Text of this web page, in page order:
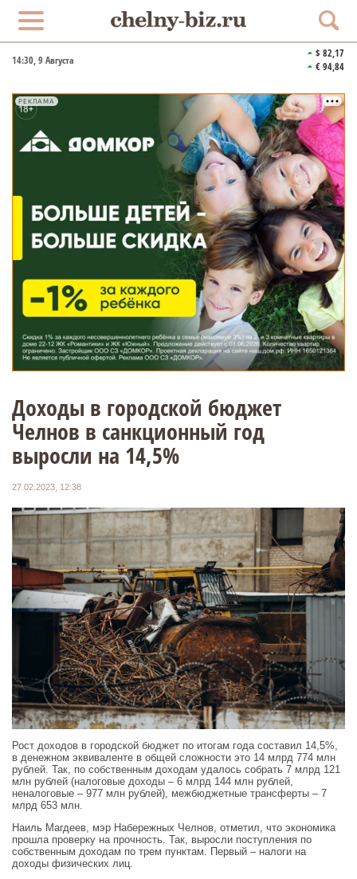
14:30, 9 Августа
$ 82,17
€ 94,84
РЕКЛАМА
Доходы в городской бюджет
Челнов в санкционный год
выросли на 14,5%
27.02.2023, 12:38
Рост доходов в городской бюджет по итогам года составил 14,5%,
в денежном эквиваленте в общей сложности это 14 млрд 774 млн
рублей. Так, по собственным доходам удалось собрать 7 млрд 121
млн рублей (налоговые доходы – 6 млрд 144 млн рублей,
неналоговые – 977 млн рублей), межбюджетные трансферты – 7
млрд 653 млн.
Наиль Магдеев, мэр Набережных Челнов, отметил, что экономика
прошла проверку на прочность. Так, выросли поступления по
собственным доходам по трем пунктам. Первый – налоги на
доходы физических лиц.